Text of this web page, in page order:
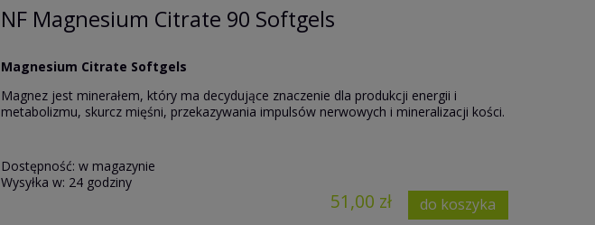
NF Magnesium Citrate 90 Softgels
Magnesium Citrate Softgels
Magnez jest minerałem, który ma decydujące znaczenie dla produkcji energii i
metabolizmu, skurcz mięśni, przekazywania impulsów nerwowych i mineralizacji kości.
Dostępność: w magazynie
Wysyłka w: 24 godziny
51,00 zł do koszyka